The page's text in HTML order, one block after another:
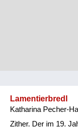
Lamentierbredl
Katharina Pecher-
Zither. Der im 19.